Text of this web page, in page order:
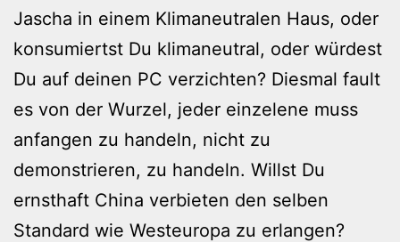
Jascha in einem Klimaneutralen Haus, oder
konsumiertst Du klimaneutral, oder würdest
Du auf deinen PC verzichten? Diesmal fault
es von der Wurzel, jeder einzelene muss
anfangen zu handeln, nicht zu
demonstrieren, zu handeln. Willst Du
ernsthaft China verbieten den selben
Standard wie Westeuropa zu erlangen?